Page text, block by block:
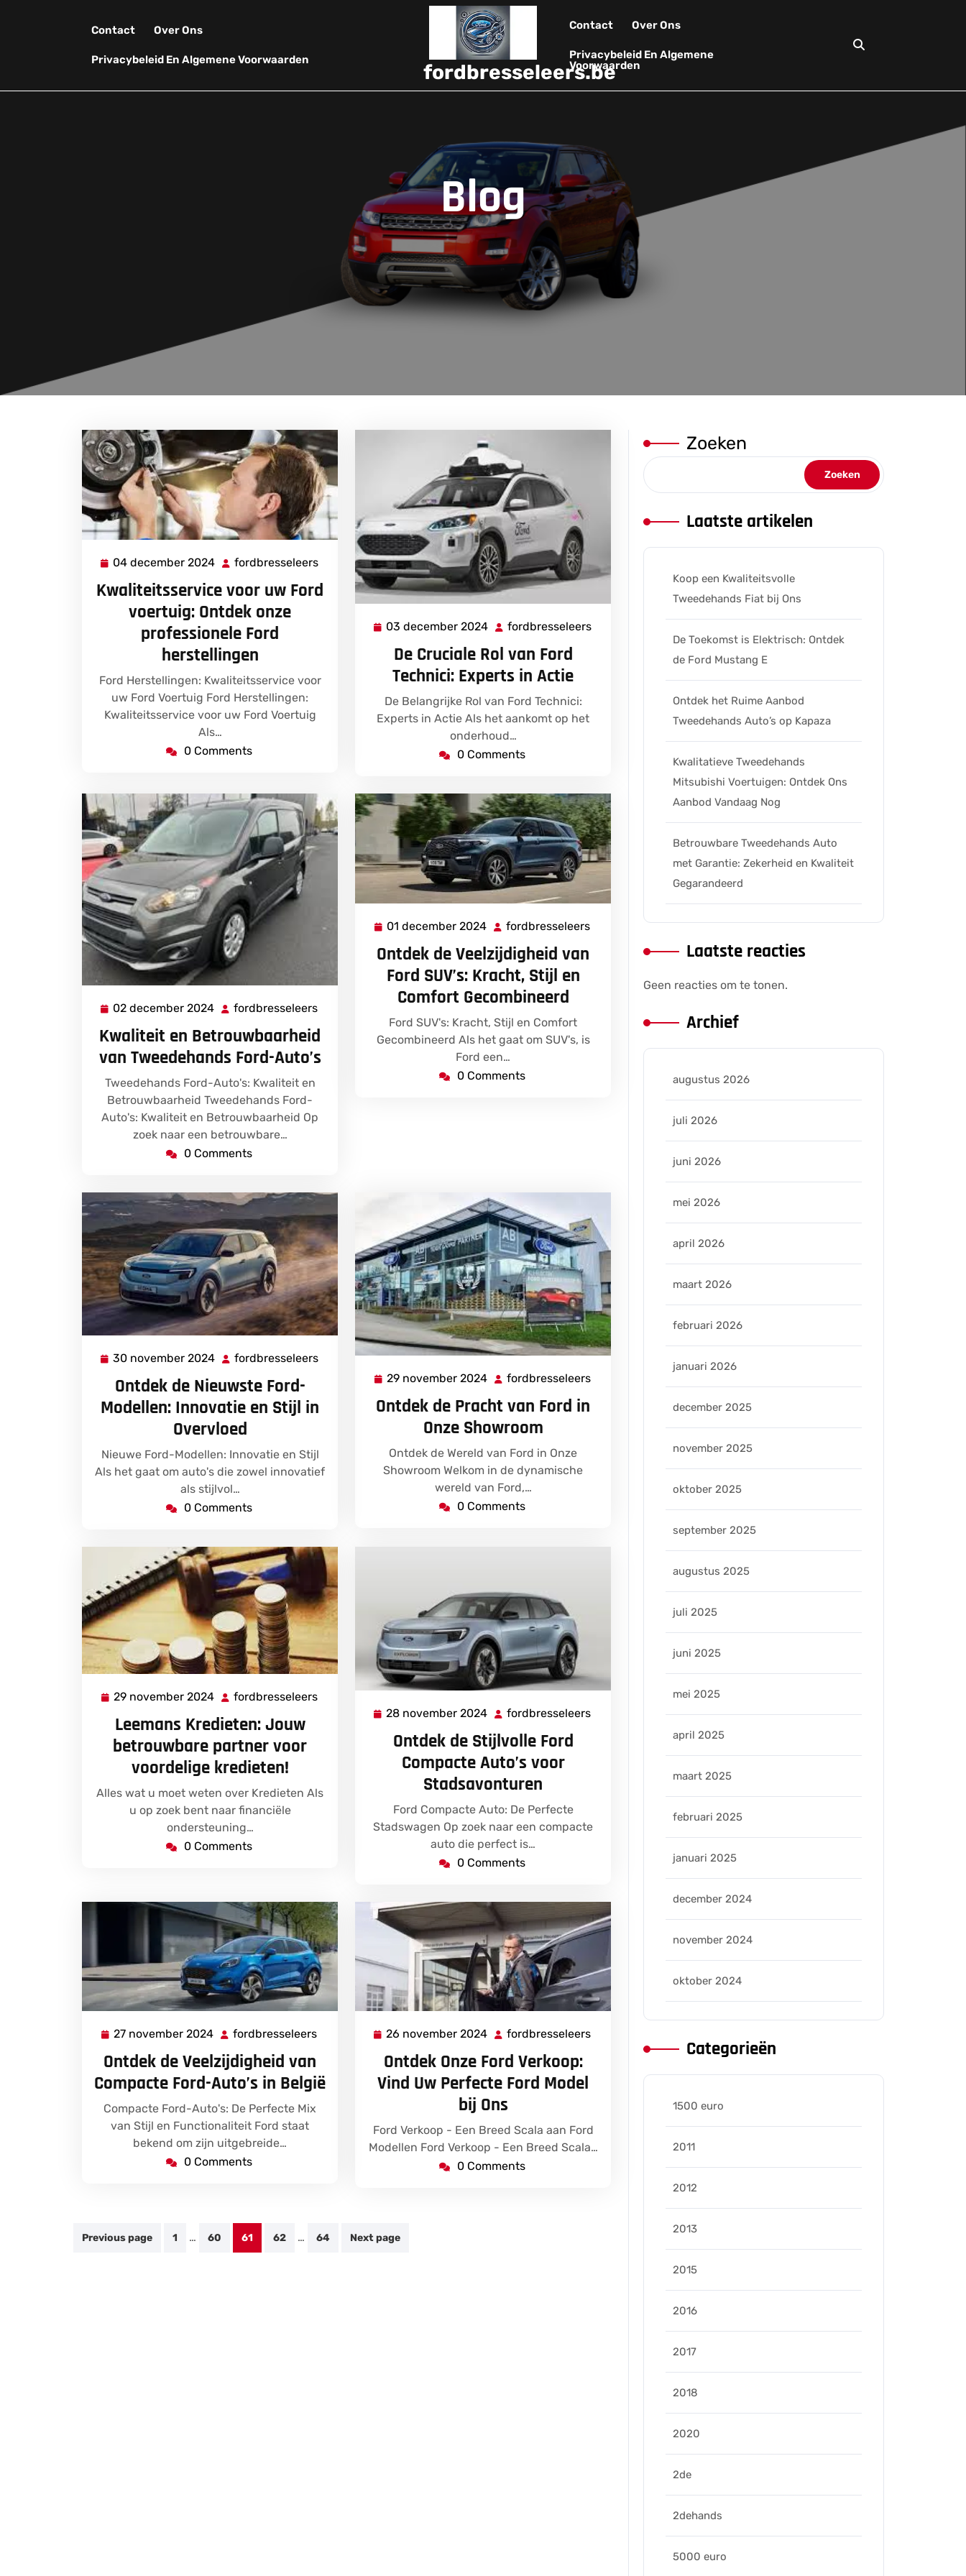
Contact Over Ons
Privacybeleid En Algemene Voorwaarden
fordbresseleers.be
Contact Over Ons
Privacybeleid En Algemene
Voorwaarden
Blog
04 december 2024 04
2024
fordbresseleers fordbresseleers
Kwaliteitsservice voor uw Ford
voertuig: Ontdek onze
professionele Ford
herstellingen
Ford Herstellingen: Kwaliteitsservice voor
uw Ford Voertuig Ford Herstellingen:
Kwaliteitsservice voor uw Ford Voertuig
Als…
0 Comments
03 december 2024 03
december
2024
fordbresseleers
De Cruciale Rol van Ford
Technici: Experts in Actie
De Belangrijke Rol van Ford Technici:
Experts in Actie Als het aankomt op het
onderhoud…
0 Comments
02 december 2024 02
december
2024
fordbresseleers
Kwaliteit en Betrouwbaarheid
van Tweedehands Ford-Auto’s
Tweedehands Ford-Auto's: Kwaliteit en
Betrouwbaarheid Tweedehands Ford-
Auto's: Kwaliteit en Betrouwbaarheid Op
zoek naar een betrouwbare…
0 Comments
01 december 2024 01
december
2024
fordbresseleers fordbresseleers
Ontdek de Veelzijdigheid van
Ford SUV’s: Kracht, Stijl en
Comfort Gecombineerd
Ford SUV's: Kracht, Stijl en Comfort
Gecombineerd Als het gaat om SUV's, is
Ford een…
0 Comments
30 november 2024 30
2024
fordbresseleers fordbresseleers
Ontdek de Nieuwste Ford-
Modellen: Innovatie en Stijl in
Overvloed
Nieuwe Ford-Modellen: Innovatie en Stijl
Als het gaat om auto's die zowel innovatief
als stijlvol…
0 Comments
29 november 2024 29
november
2024
fordbresseleers
Ontdek de Pracht van Ford in
Onze Showroom
Ontdek de Wereld van Ford in Onze
Showroom Welkom in de dynamische
wereld van Ford,…
0 Comments
29 november 2024 29
november
2024
fordbresseleers
Leemans Kredieten: Jouw
betrouwbare partner voor
voordelige kredieten!
Alles wat u moet weten over Kredieten Als
u op zoek bent naar financiële
ondersteuning…
0 Comments
28 november 2024 28
november
2024
fordbresseleers fordbresseleers
Ontdek de Stijlvolle Ford
Compacte Auto’s voor
Stadsavonturen
Ford Compacte Auto: De Perfecte
Stadswagen Op zoek naar een compacte
auto die perfect is…
0 Comments
27 november 2024 27
november
2024
fordbresseleers fordbresseleers
Ontdek de Veelzijdigheid van
Compacte Ford-Auto’s in België
Compacte Ford-Auto's: De Perfecte Mix
van Stijl en Functionaliteit Ford staat
bekend om zijn uitgebreide…
0 Comments
26 november 2024 26
november
2024
fordbresseleers
Ontdek Onze Ford Verkoop:
Vind Uw Perfecte Ford Model
bij Ons
Ford Verkoop - Een Breed Scala aan Ford
Modellen Ford Verkoop - Een Breed Scala…
0 Comments
Berichten
Previous page 1 … 60 61 62 … 64 Next page
Zoeken
Zoeken
Laatste artikelen
Koop een Kwaliteitsvolle
Tweedehands Fiat bij Ons
De Toekomst is Elektrisch: Ontdek
de Ford Mustang E
Ontdek het Ruime Aanbod
Tweedehands Auto’s op Kapaza
Kwalitatieve Tweedehands
Mitsubishi Voertuigen: Ontdek Ons
Aanbod Vandaag Nog
Betrouwbare Tweedehands Auto
met Garantie: Zekerheid en Kwaliteit
Gegarandeerd
Laatste reacties
Geen reacties om te tonen.
Archief
augustus 2026
juli 2026
juni 2026
mei 2026
april 2026
maart 2026
februari 2026
januari 2026
december 2025
november 2025
oktober 2025
september 2025
augustus 2025
juli 2025
juni 2025
mei 2025
april 2025
maart 2025
februari 2025
januari 2025
december 2024
november 2024
oktober 2024
Categorieën
1500 euro
2011
2012
2013
2015
2016
2017
2018
2020
2de
2dehands
5000 euro